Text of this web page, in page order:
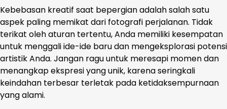
Kebebasan kreatif saat bepergian adalah salah satu
aspek paling memikat dari fotografi perjalanan. Tidak
terikat oleh aturan tertentu, Anda memiliki kesempatan
untuk menggali ide-ide baru dan mengeksplorasi potensi
artistik Anda. Jangan ragu untuk meresapi momen dan
menangkap ekspresi yang unik, karena seringkali
keindahan terbesar terletak pada ketidaksempurnaan
yang alami.